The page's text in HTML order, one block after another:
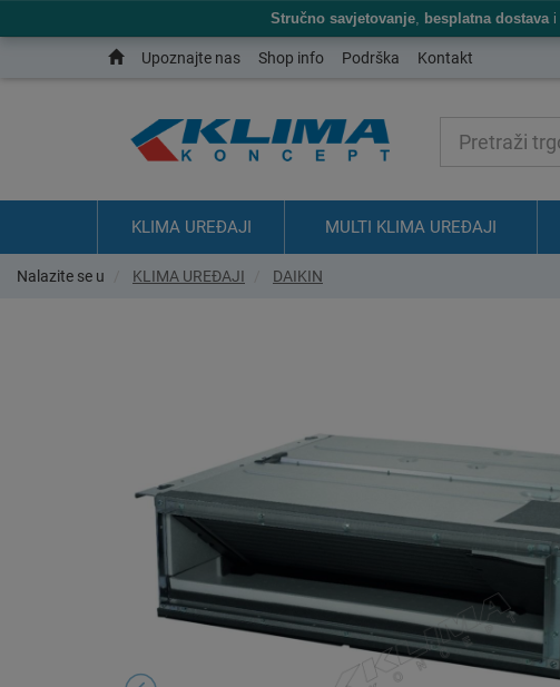
Stručno savjetovanje, besplatna dostavai
Upoznajte nas Shop info Podrška Kontakt
KLIMA UREĐAJI MULTI KLIMA UREĐAJI
Nalazite se u KLIMA UREĐAJI DAIKIN